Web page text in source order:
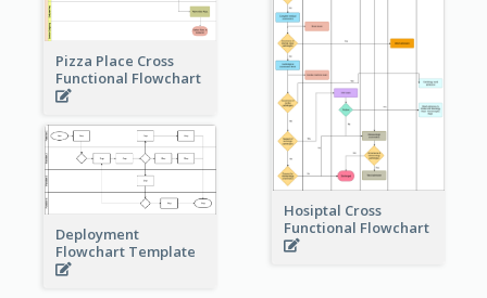
Pizza Place Cross
Functional Flowchart
Hosiptal Cross
Functional Flowchart
Deployment
Flowchart Template